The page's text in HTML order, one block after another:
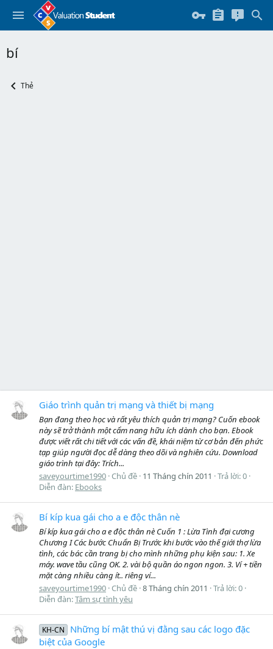
bí
Thẻ
Giáo trình quản trị mạng và thiết bị mạng
Bạn đang theo học và rất yêu thích quản trị mạng? Cuốn ebook
này sẽ trở thành một cẩm nang hữu ích dành cho bạn. Ebook
được viết rất chi tiết với các vấn đề, khái niệm từ cơ bản đến phức
tạp giúp người đọc dễ dàng theo dõi và nghiên cứu. Download
giáo trình tại đây: Trích...
saveyourtime1990 Chủ đề 11 Tháng chín 2011
Trả lời: 0
Diễn đàn: Ebooks
Bí kíp kua gái cho a e độc thân nè
Bí kíp kua gái cho a e độc thân nè Cuốn 1 : Lừa Tình đại cương
Chương I Các bước Chuẩn Bị Trước khi bước vào thế giới thợ lừa
tình, các bác cần trang bị cho mình những phụ kiện sau: 1. Xe
máy. wave tầu cũng OK. 2. vài bộ quần áo ngon ngon. 3. Ví + tiền
mặt càng nhiều càng ít.. riêng ví...
saveyourtime1990 Chủ đề 8 Tháng chín 2011
Trả lời: 0
Diễn đàn:Tâm sự tình yêu
KH-CN
Những bí mật thú vị đằng sau các logo đặc
biệt của Google